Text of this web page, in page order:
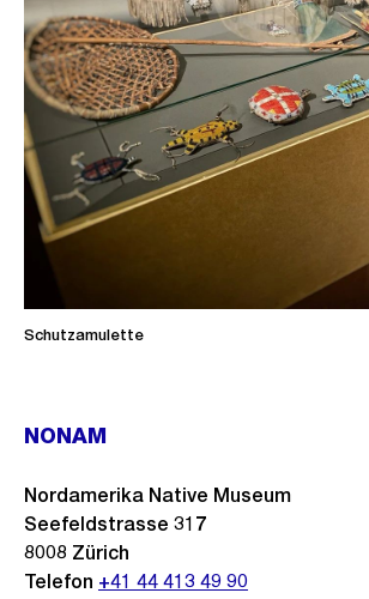
Schutzamulette
NONAM
Nordamerika Native Museum
Seefeldstrasse 317
8008 Zürich
Telefon +41 44 413 49 90